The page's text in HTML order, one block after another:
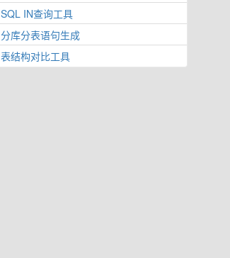
SQL IN查询工具
分库分表语句生成
表结构对比工具